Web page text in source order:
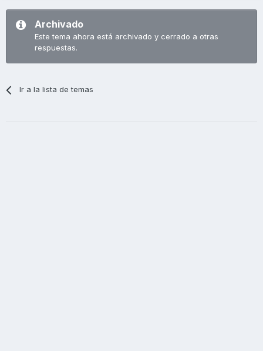
Archivado
Este tema ahora está archivado y cerrado a otras
respuestas.
Ir a la lista de temas